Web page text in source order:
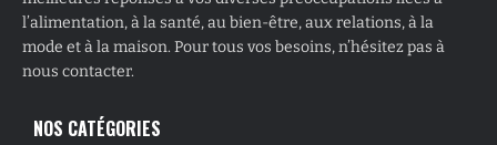
l’alimentation, à la santé, au bien-être, aux relations, à la
mode et à la maison. Pour tous vos besoins, n’hésitez pas à
nous contacter.
NOS CATÉGORIES